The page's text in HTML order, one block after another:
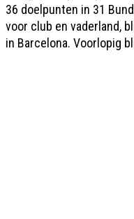
36 doelpunten in 31
voor club en vaderland,
in Barcelona. Voorlopig